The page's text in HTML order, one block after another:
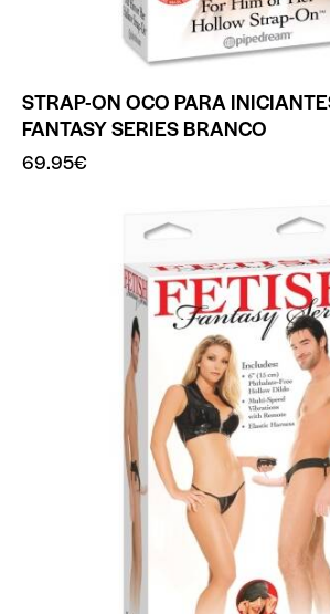
STRAP-ON OCO PARA
FANTASY SERIES BRANCO
69.95€